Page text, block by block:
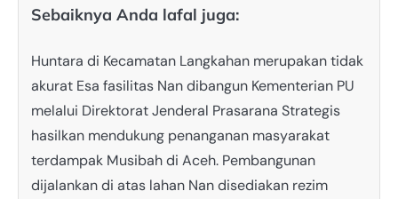
Sebaiknya Anda lafal juga:
Huntara di Kecamatan Langkahan merupakan tidak
akurat Esa fasilitas Nan dibangun Kementerian PU
melalui Direktorat Jenderal Prasarana Strategis
hasilkan mendukung penanganan masyarakat
terdampak Musibah di Aceh. Pembangunan
dijalankan di atas lahan Nan disediakan rezim